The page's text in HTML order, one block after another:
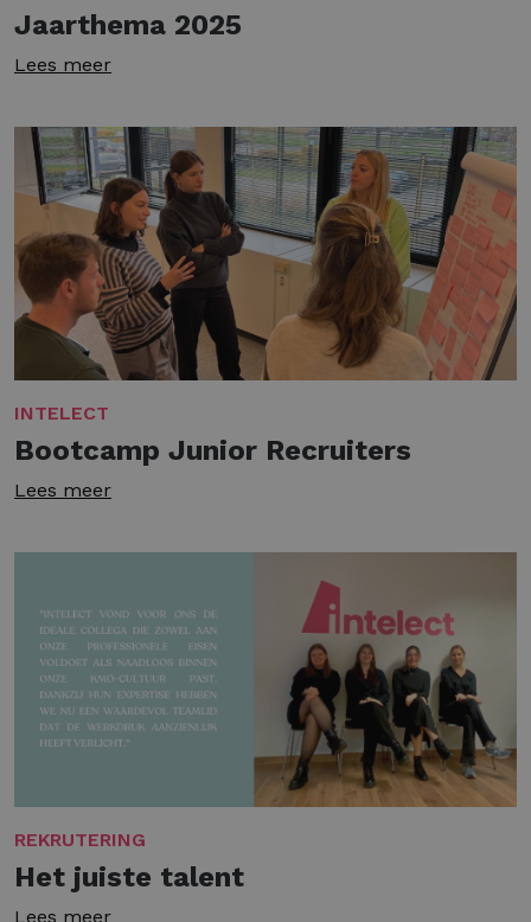
Jaarthema 2025
Lees meer
INTELECT
Bootcamp Junior Recruiters
Lees meer
REKRUTERING
Het juiste talent
Lees meer